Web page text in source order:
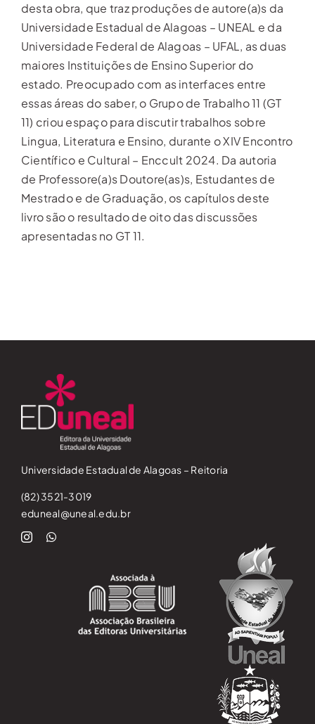
desta obra, que traz produções de autore(a)s da
Universidade Estadual de Alagoas – UNEAL e da
Universidade Federal de Alagoas – UFAL, as duas
maiores Instituições de Ensino Superior do
estado. Preocupado com as interfaces entre
essas áreas do saber, o Grupo de Trabalho 11 (GT
11) criou espaço para discutir trabalhos sobre
Lingua, Literatura e Ensino, durante o XIV Encontro
Científico e Cultural – Enccult 2024. Da autoria
de Professore(a)s Doutore(as)s, Estudantes de
Mestrado e de Graduação, os capítulos deste
livro são o resultado de oito das discussões
apresentadas no GT 11.
Universidade Estadual de Alagoas – Reitoria
(82) 3521-3019
eduneal@uneal.edu.br